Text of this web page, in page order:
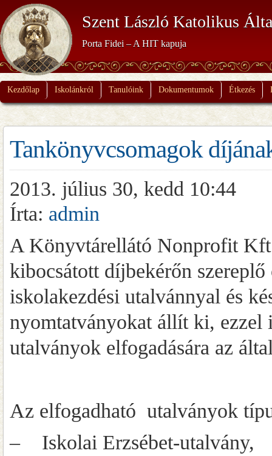
Szent László Katolikus
Porta Fidei – A HIT kapuja
Kezdőlap Iskolánkról Tanulóink Dokumentumok Étkezés
Tankönyvcsomagok
2013. július 30, kedd 10:44
Írta: admin
A Könyvtárellátó Nonprofit
kibocsátott díjbekérőn
iskolakezdési utalvánnyal és
nyomtatványokat állít ki, ezzel
utalványok elfogadására az
Az elfogadható utalványok
– Iskolai Erzsébet-utalvány,